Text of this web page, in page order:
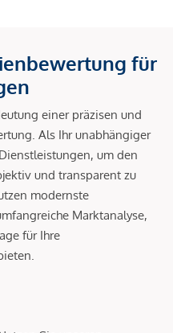
für
einer präzisen und
Als Ihr unabhängiger
um den
und transparent zu
modernste
Marktanalyse,
für Ihre